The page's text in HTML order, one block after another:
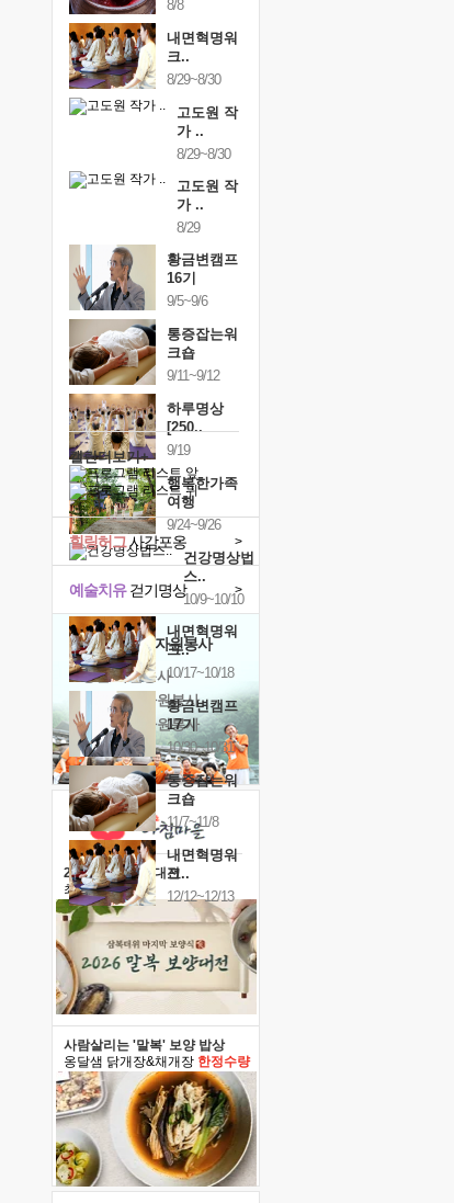
8/8
내면혁명워
크..
8/29~8/30
고도원 작
가 ..
8/29~8/30
고도원 작
가 ..
8/29
황금변캠프
16기
9/5~9/6
통증잡는워
크숍
9/11~9/12
하루명상
[250..
9/19
행복한가족
여행
9/24~9/26
건강명상법
스..
10/9~10/10
내면혁명워
크..
10/17~10/18
황금변캠프
17기
10/30~10/31
통증잡는워
크숍
11/7~11/8
내면혁명워
크..
12/12~12/13
캘린더보기+
예술치유걷기명상 >
힐링허그사감포옹 >
'옹달샘의 꽃' 자원봉사
· 청년 자원봉사
· 금빛청년 자원봉사
· 음식연구 자원봉사
2026 말복 보양대전
최대74%할인
사람살리는 '말복' 보양 밥상
옹달샘 닭개장&채개장 한정수량